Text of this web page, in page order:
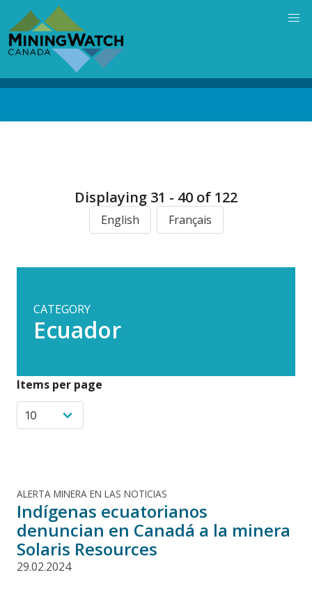
main
content
Displaying 31 - 40 of 122
English Français
CATEGORY
Ecuador
Items per page
ALERTA MINERA EN LAS NOTICIAS
Indígenas ecuatorianos
denuncian en Canadá a la minera
Solaris Resources
29.02.2024